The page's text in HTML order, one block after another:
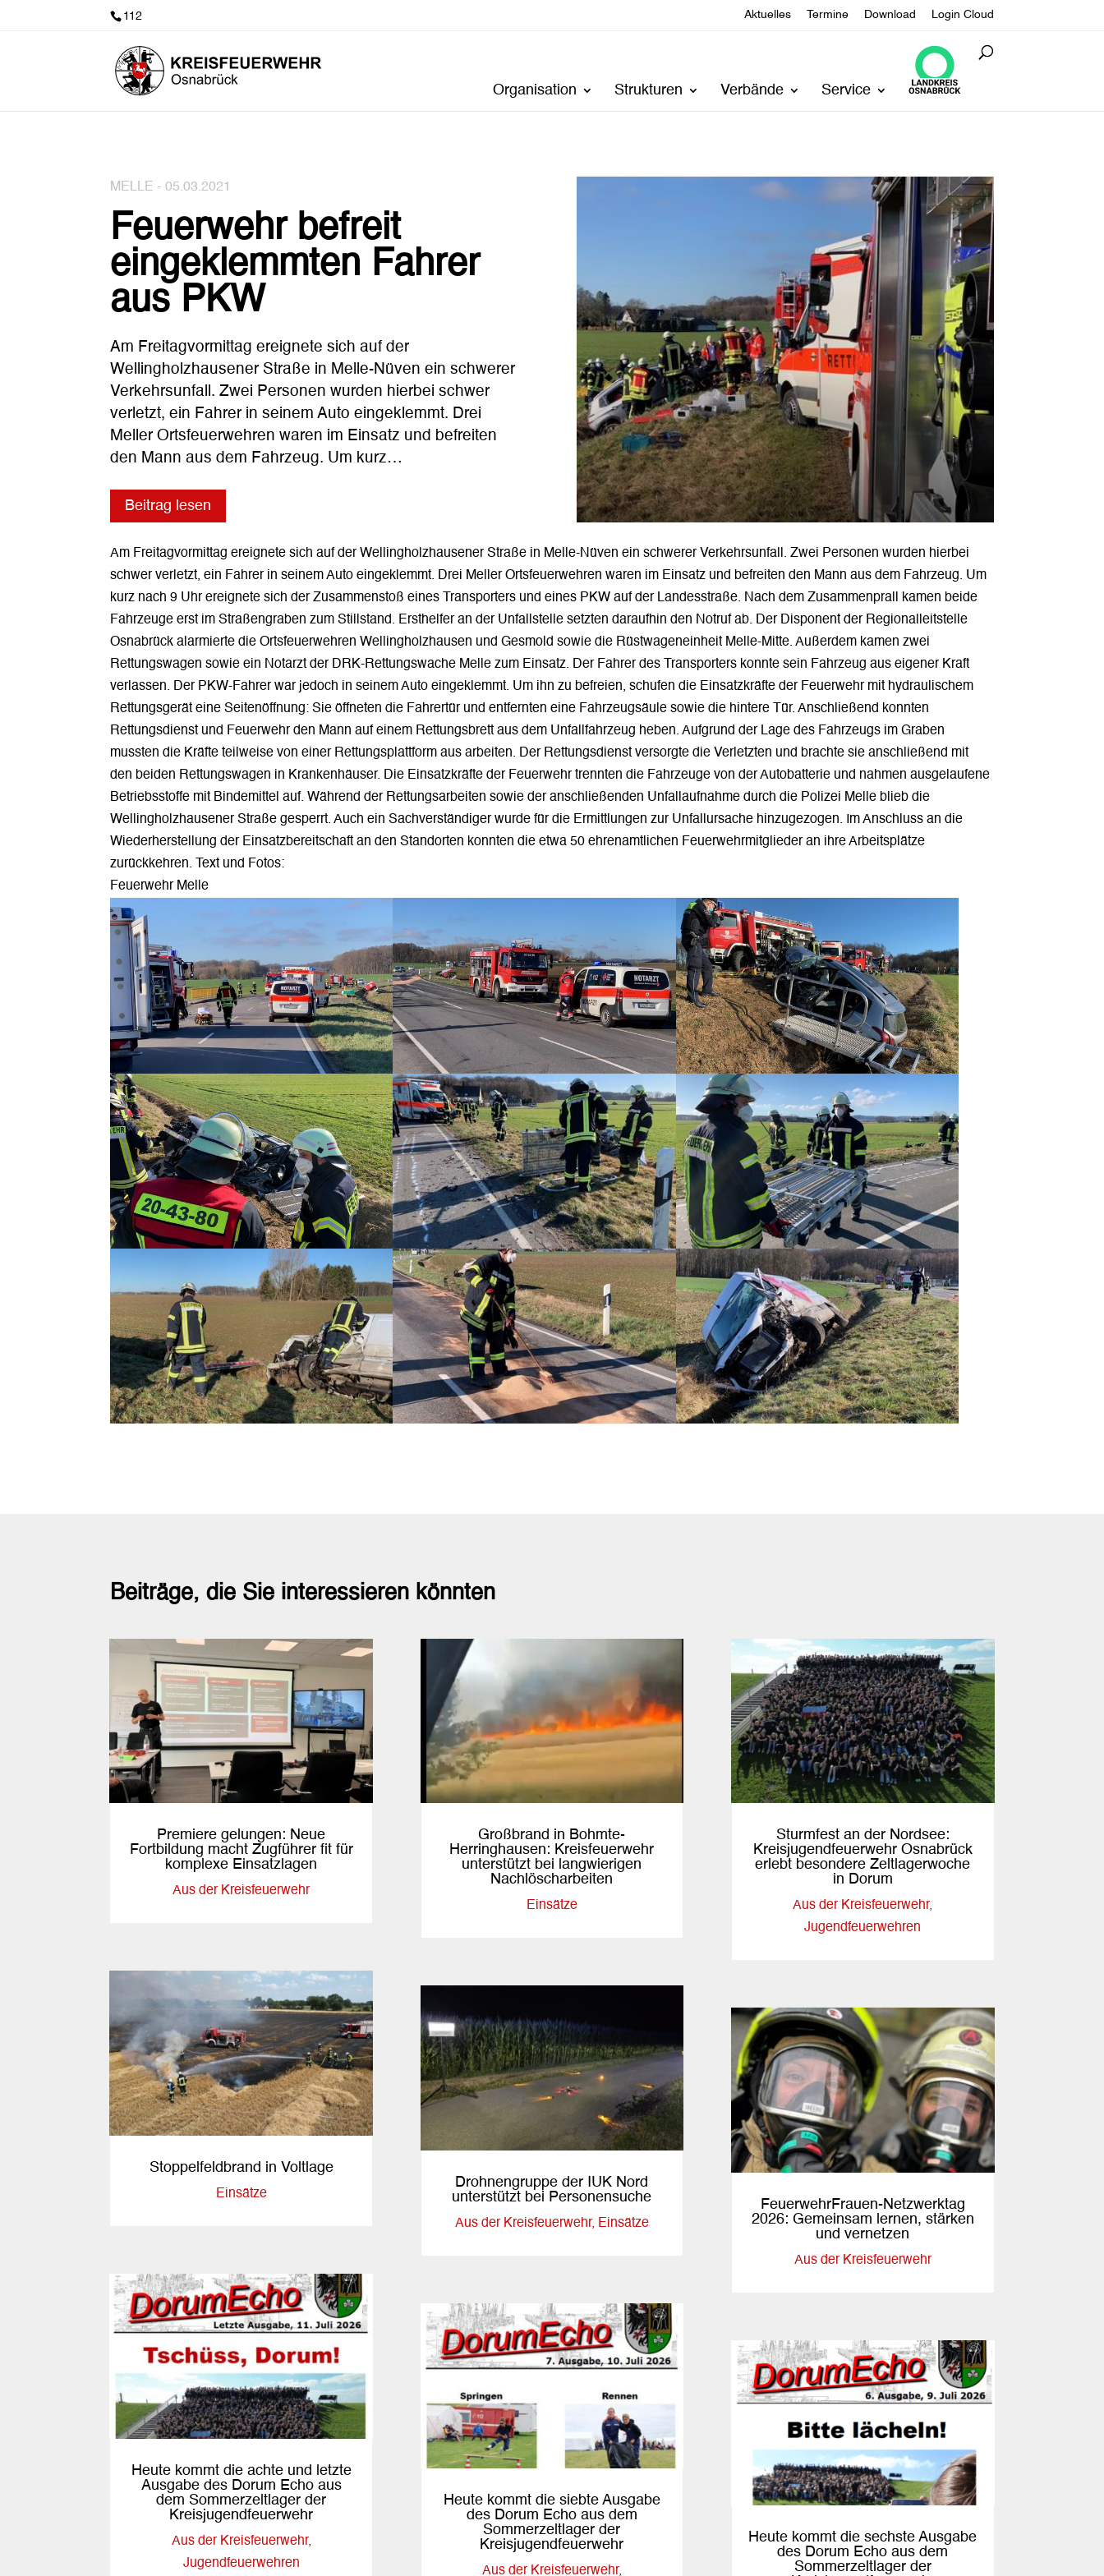
112 Aktuelles Termine Download Login Cloud
Organisation Strukturen Verbände Service
MELLE - 05.03.2021
Feuerwehr befreit
eingeklemmten Fahrer
aus PKW
Am Freitagvormittag ereignete sich auf der
Wellingholzhausener Straße in Melle-Nüven ein schwerer
Verkehrsunfall. Zwei Personen wurden hierbei schwer
verletzt, ein Fahrer in seinem Auto eingeklemmt. Drei
Meller Ortsfeuerwehren waren im Einsatz und befreiten
den Mann aus dem Fahrzeug. Um kurz…
Beitrag lesen
Am Freitagvormittag ereignete sich auf der Wellingholzhausener Straße in Melle-Nüven ein schwerer Verkehrsunfall. Zwei Personen wurden hierbei
schwer verletzt, ein Fahrer in seinem Auto eingeklemmt. Drei Meller Ortsfeuerwehren waren im Einsatz und befreiten den Mann aus dem Fahrzeug. Um
kurz nach 9 Uhr ereignete sich der Zusammenstoß eines Transporters und eines PKW auf der Landesstraße. Nach dem Zusammenprall kamen beide
Fahrzeuge erst im Straßengraben zum Stillstand. Ersthelfer an der Unfallstelle setzten daraufhin den Notruf ab. Der Disponent der Regionalleitstelle
Osnabrück alarmierte die Ortsfeuerwehren Wellingholzhausen und Gesmold sowie die Rüstwageneinheit Melle-Mitte. Außerdem kamen zwei
Rettungswagen sowie ein Notarzt der DRK-Rettungswache Melle zum Einsatz. Der Fahrer des Transporters konnte sein Fahrzeug aus eigener Kraft
verlassen. Der PKW-Fahrer war jedoch in seinem Auto eingeklemmt. Um ihn zu befreien, schufen die Einsatzkräfte der Feuerwehr mit hydraulischem
Rettungsgerät eine Seitenöffnung: Sie öffneten die Fahrertür und entfernten eine Fahrzeugsäule sowie die hintere Tür. Anschließend konnten
Rettungsdienst und Feuerwehr den Mann auf einem Rettungsbrett aus dem Unfallfahrzeug heben. Aufgrund der Lage des Fahrzeugs im Graben
mussten die Kräfte teilweise von einer Rettungsplattform aus arbeiten. Der Rettungsdienst versorgte die Verletzten und brachte sie anschließend mit
den beiden Rettungswagen in Krankenhäuser. Die Einsatzkräfte der Feuerwehr trennten die Fahrzeuge von der Autobatterie und nahmen ausgelaufene
Betriebsstoffe mit Bindemittel auf. Während der Rettungsarbeiten sowie der anschließenden Unfallaufnahme durch die Polizei Melle blieb die
Wellingholzhausener Straße gesperrt. Auch ein Sachverständiger wurde für die Ermittlungen zur Unfallursache hinzugezogen. Im Anschluss an die
Wiederherstellung der Einsatzbereitschaft an den Standorten konnten die etwa 50 ehrenamtlichen Feuerwehrmitglieder an ihre Arbeitsplätze
zurückkehren. Text und Fotos:
Feuerwehr Melle
Beiträge, die Sie interessieren könnten
Premiere gelungen: Neue
Fortbildung macht Zugführer fit für
komplexe Einsatzlagen
Aus der Kreisfeuerwehr
Stoppelfeldbrand in Voltlage
Einsätze
Heute kommt die achte und letzte
Ausgabe des Dorum Echo aus
dem Sommerzeltlager der
Kreisjugendfeuerwehr
Aus der Kreisfeuerwehr,
Jugendfeuerwehren
Großbrand in Bohmte-
Herringhausen: Kreisfeuerwehr
unterstützt bei langwierigen
Nachlöscharbeiten
Einsätze
Drohnengruppe der IUK Nord
unterstützt bei Personensuche
Aus der Kreisfeuerwehr, Einsätze
Heute kommt die siebte Ausgabe
des Dorum Echo aus dem
Sommerzeltlager der
Kreisjugendfeuerwehr
Aus der Kreisfeuerwehr,
Sturmfest an der Nordsee:
Kreisjugendfeuerwehr Osnabrück
erlebt besondere Zeltlagerwoche
in Dorum
Aus der Kreisfeuerwehr,
Jugendfeuerwehren
FeuerwehrFrauen-Netzwerktag
2026: Gemeinsam lernen, stärken
und vernetzen
Aus der Kreisfeuerwehr
Heute kommt die sechste Ausgabe
des Dorum Echo aus dem
Sommerzeltlager der